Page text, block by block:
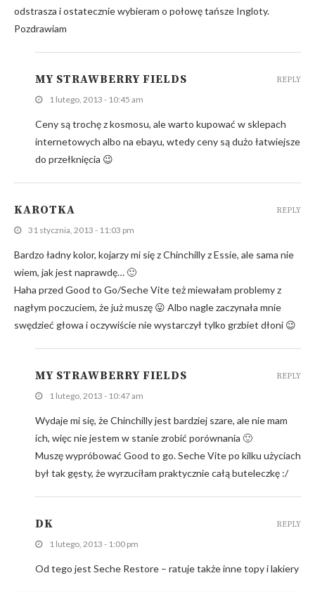
odstrasza i ostatecznie wybieram o połowę tańsze Ingloty.
Pozdrawiam
MY STRAWBERRY FIELDS
1 lutego, 2013 - 10:45 am
Ceny są trochę z kosmosu, ale warto kupować w sklepach
internetowych albo na ebayu, wtedy ceny są dużo łatwiejsze
do przełknięcia 😉
REPLY
KAROTKA
31 stycznia, 2013 - 11:03 pm
Bardzo ładny kolor, kojarzy mi się z Chinchilly z Essie, ale sama nie
wiem, jak jest naprawdę… 🙂
Haha przed Good to Go/Seche Vite też miewałam problemy z
nagłym poczuciem, że już muszę 😛 Albo nagle zaczynała mnie
swędzieć głowa i oczywiście nie wystarczył tylko grzbiet dłoni 😉
REPLY
MY STRAWBERRY FIELDS
1 lutego, 2013 - 10:47 am
Wydaje mi się, że Chinchilly jest bardziej szare, ale nie mam
ich, więc nie jestem w stanie zrobić porównania 🙂
Muszę wypróbować Good to go. Seche Vite po kilku użyciach
był tak gęsty, że wyrzuciłam praktycznie całą buteleczkę :/
REPLY
DK
1 lutego, 2013 - 1:00 pm
Od tego jest Seche Restore – ratuje także inne topy i lakiery
REPLY